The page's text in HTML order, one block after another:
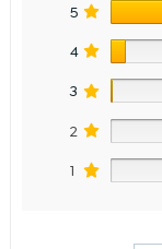
5
4
3
2
1